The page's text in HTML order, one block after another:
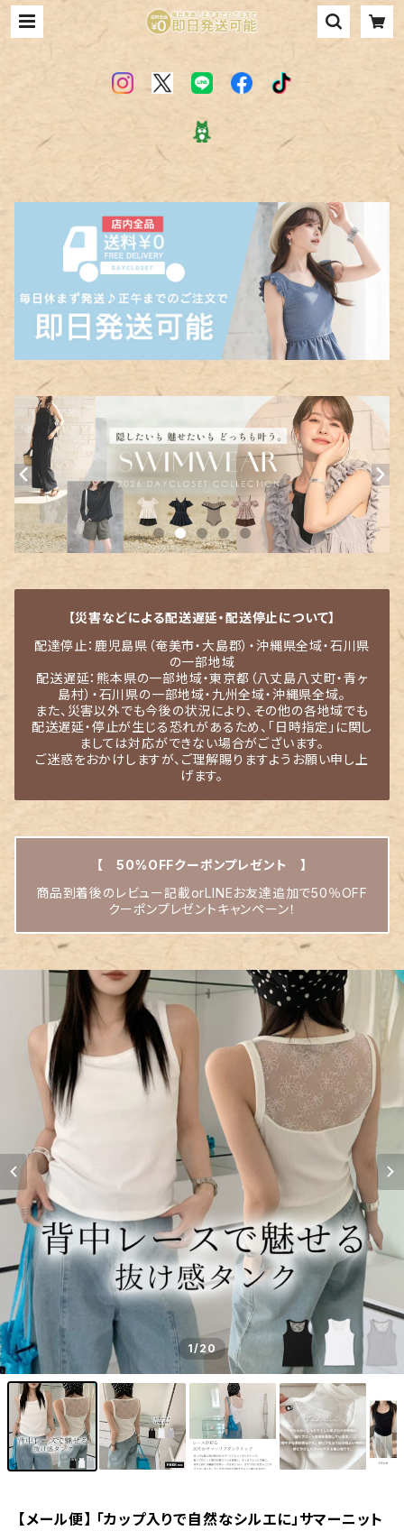
【災害などによる配送遅延・配送停止について】
配達停止：鹿児島県（奄美市・大島郡）・沖縄県全域・石川県
の一部地域
配送遅延：熊本県の一部地域・東京都（八丈島八丈町・青ヶ
島村）・石川県の一部地域・九州全域・沖縄県全域。
また、災害以外でも今後の状況により、その他の各地域でも
配送遅延・停止が生じる恐れがあるため、「日時指定」に関し
ましては対応ができない場合がございます。
ご迷惑をおかけしますが、ご理解賜りますようお願い申し上
げます。
【 50%OFFクーポンプレゼント 】
商品到着後のレビュー記載orLINEお友達追加で50％OFF
クーポンプレゼントキャンペーン！
1/20
【メール便】 「カップ入りで自然なシルエに」サマーニット